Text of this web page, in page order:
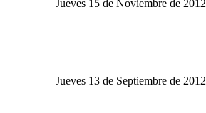
Jueves 15 de Noviembre de 2012
Jueves 13 de Septiembre de 2012